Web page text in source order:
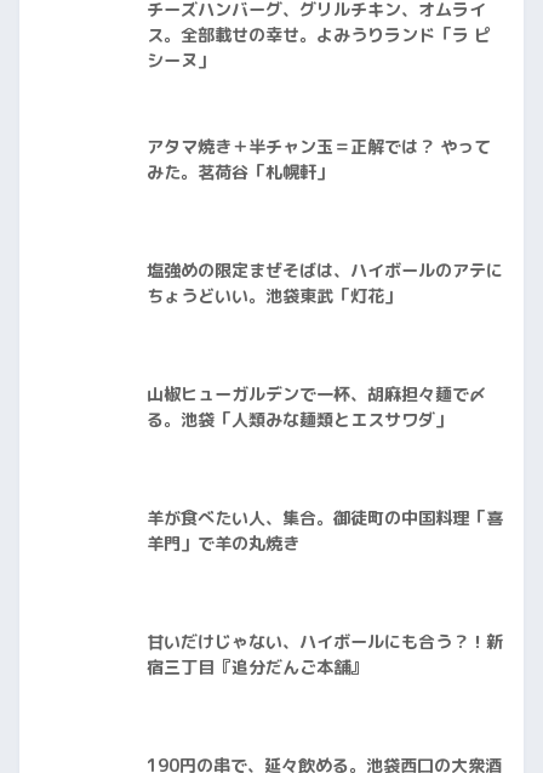
チーズハンバーグ、グリルチキン、オムライ
ス。全部載せの幸せ。よみうりランド「ラ ピ
シーヌ」
アタマ焼き＋半チャン玉＝正解では？ やって
みた。茗荷谷「札幌軒」
塩強めの限定まぜそばは、ハイボールのアテに
ちょうどいい。池袋東武「灯花」
山椒ヒューガルデンで一杯、胡麻担々麺で〆
る。池袋「人類みな麺類とエスサワダ」
羊が食べたい人、集合。御徒町の中国料理「喜
羊門」で羊の丸焼き
甘いだけじゃない、ハイボールにも合う？！新
宿三丁目『追分だんご本舗』
190円の串で、延々飲める。池袋西口の大衆酒